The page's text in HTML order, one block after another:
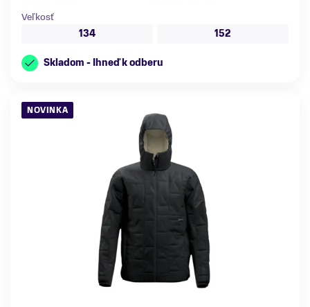
Veľkosť
134
152
Skladom - Ihneď k odberu
NOVINKA